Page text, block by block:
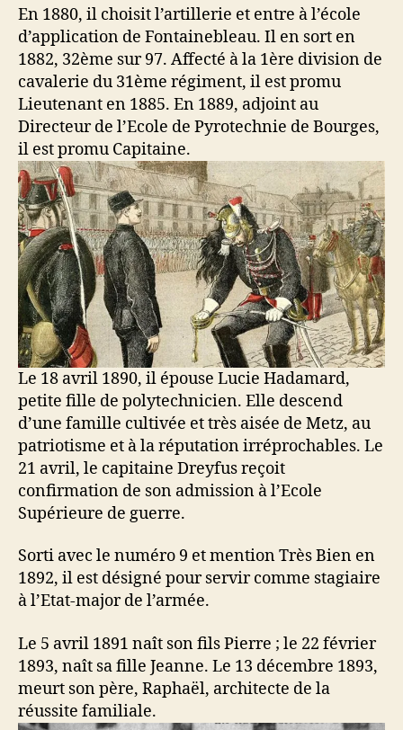
En 1880, il choisit l’artillerie et entre à l’école
d’application de Fontainebleau. Il en sort en
1882, 32ème sur 97. Affecté à la 1ère division de
cavalerie du 31ème régiment, il est promu
Lieutenant en 1885. En 1889, adjoint au
Directeur de l’Ecole de Pyrotechnie de Bourges,
il est promu Capitaine.
Le 18 avril 1890, il épouse Lucie Hadamard,
petite fille de polytechnicien. Elle descend
d’une famille cultivée et très aisée de Metz, au
patriotisme et à la réputation irréprochables. Le
21 avril, le capitaine Dreyfus reçoit
confirmation de son admission à l’Ecole
Supérieure de guerre.
Sorti avec le numéro 9 et mention Très Bien en
1892, il est désigné pour servir comme stagiaire
à l’Etat-major de l’armée.
Le 5 avril 1891 naît son fils Pierre ; le 22 février
1893, naît sa fille Jeanne. Le 13 décembre 1893,
meurt son père, Raphaël, architecte de la
réussite familiale.